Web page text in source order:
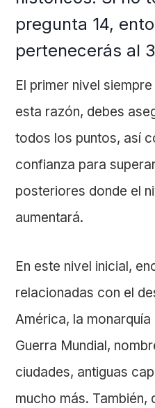
pregunta 14,
pertenecerás al
El primer nivel
esta razón, debes
todos los puntos, así
confianza para
posteriores donde el
aumentará.
En este nivel inicial,
relacionadas con el
América, la
Guerra Mundial,
ciudades, antiguas
mucho más. También,